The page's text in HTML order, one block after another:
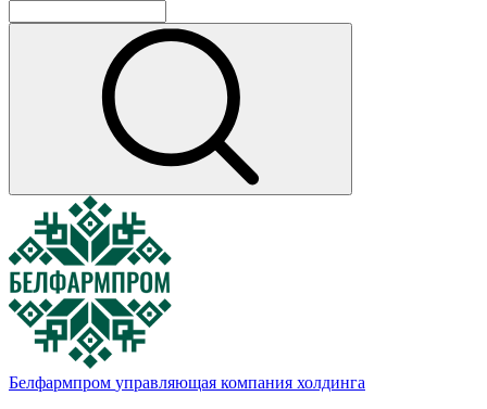
Белфармпром управляющая компания холдинга